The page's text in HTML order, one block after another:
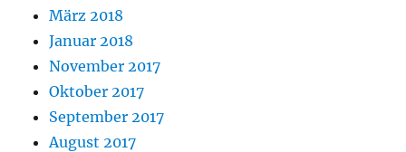
März 2018
Januar 2018
November 2017
Oktober 2017
September 2017
August 2017